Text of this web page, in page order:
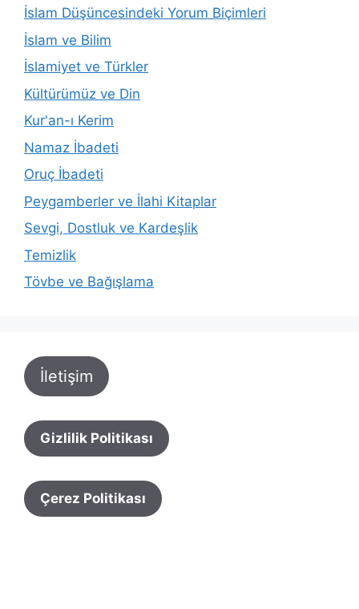
İslam Düşüncesindeki Yorum Biçimleri
İslam ve Bilim
İslamiyet ve Türkler
Kültürümüz ve Din
Kur'an-ı Kerim
Namaz İbadeti
Oruç İbadeti
Peygamberler ve İlahi Kitaplar
Sevgi, Dostluk ve Kardeşlik
Temizlik
Tövbe ve Bağışlama
İletişim
Gizlilik Politikası
Çerez Politikası